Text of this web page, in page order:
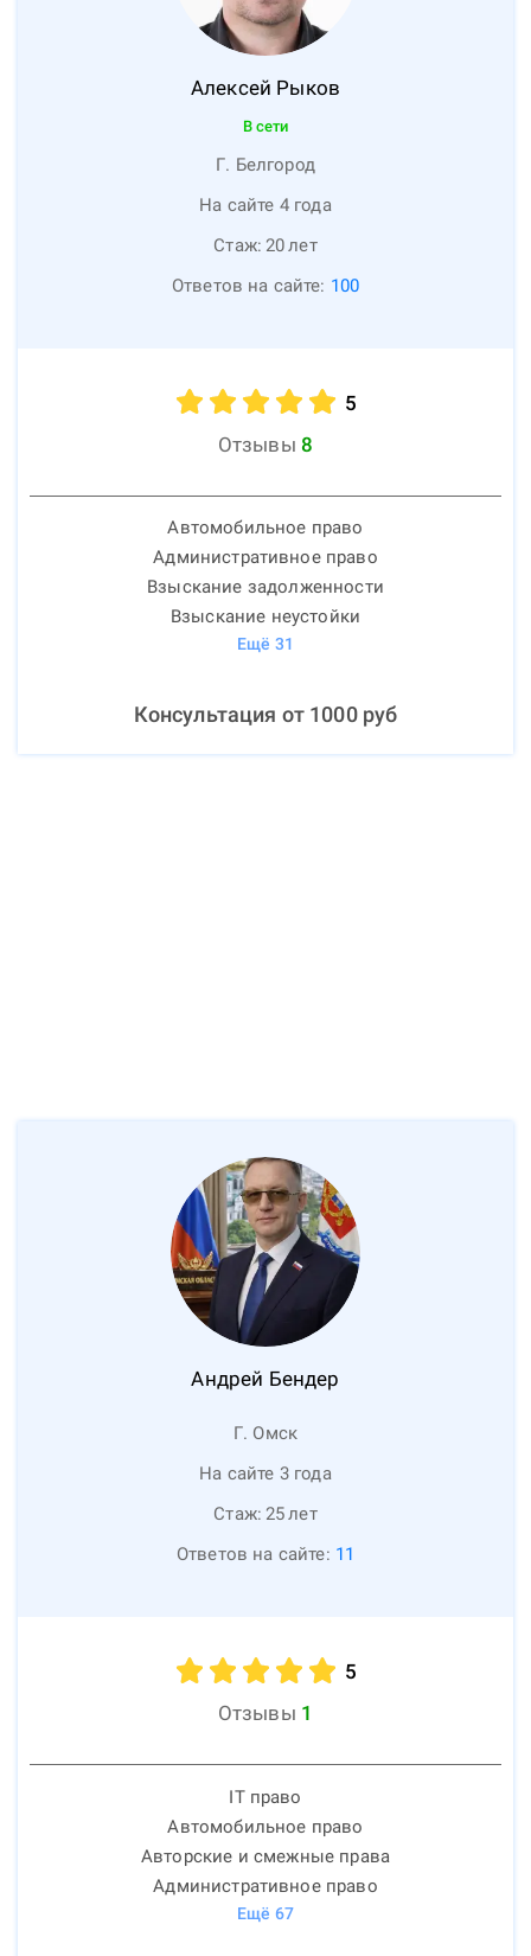
Алексей Рыков
В сети
Г. Белгород
На сайте 4 года
Стаж: 20лет
Ответов на сайте: 100
5
Отзывы 8
Автомобильное право
Административное право
Взыскание задолженности
Взыскание неустойки
Ещё 31
Консультация от 1000руб
Андрей Бендер
Г. Омск
На сайте 3 года
Стаж: 25лет
Ответов на сайте: 11
5
Отзывы 1
IT право
Автомобильное право
Авторские и смежные права
Административное право
Ещё 67